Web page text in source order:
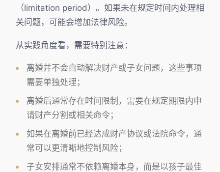
（limitation period）。如果未在规定时间内处理相
关问题，可能会增加法律风险。
从实践角度看，需要特别注意：
离婚并不会自动解决财产或子女问题，这些事项
需要单独处理；
离婚后通常存在时间限制，需要在规定期限内申
请财产分割或相关命令；
如果在离婚前已经达成财产协议或法院命令，通
常可以更清晰地控制风险；
子女安排通常不依赖离婚本身，而是以孩子最佳